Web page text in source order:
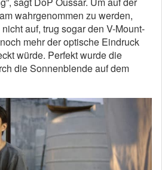
wahrgenommen zu werden,
auf, trug sogar den V-Mount-
mehr der optische Eindruck
würde. Perfekt wurde die
die Sonnenblende auf dem